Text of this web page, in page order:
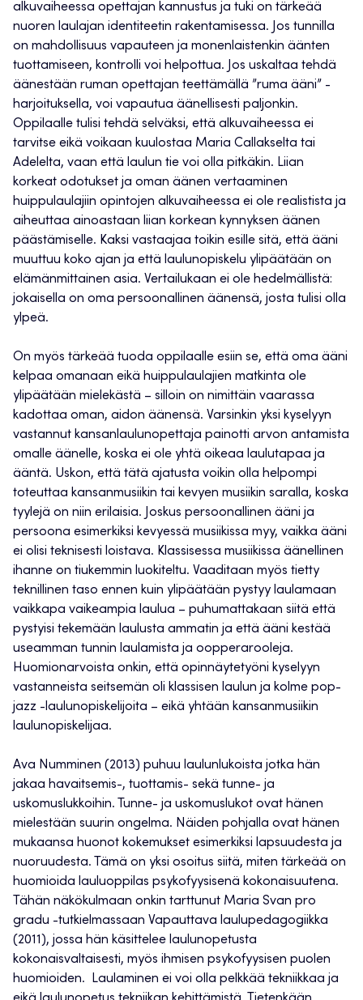
alkuvaiheessa opettajan kannustus ja tuki on tärkeää
nuoren laulajan identiteetin rakentamisessa. Jos tunnilla
on mahdollisuus vapauteen ja monenlaistenkin äänten
tuottamiseen, kontrolli voi helpottua. Jos uskaltaa tehdä
äänestään ruman opettajan teettämällä ”ruma ääni” -
harjoituksella, voi vapautua äänellisesti paljonkin.
Oppilaalle tulisi tehdä selväksi, että alkuvaiheessa ei
tarvitse eikä voikaan kuulostaa Maria Callakselta tai
Adelelta, vaan että laulun tie voi olla pitkäkin. Liian
korkeat odotukset ja oman äänen vertaaminen
huippulaulajiin opintojen alkuvaiheessa ei ole realistista ja
aiheuttaa ainoastaan liian korkean kynnyksen äänen
päästämiselle. Kaksi vastaajaa toikin esille sitä, että ääni
muuttuu koko ajan ja että laulunopiskelu ylipäätään on
elämänmittainen asia. Vertailukaan ei ole hedelmällistä:
jokaisella on oma persoonallinen äänensä, josta tulisi olla
ylpeä.
On myös tärkeää tuoda oppilaalle esiin se, että oma ääni
kelpaa omanaan eikä huippulaulajien matkinta ole
ylipäätään mielekästä – silloin on nimittäin vaarassa
kadottaa oman, aidon äänensä. Varsinkin yksi kyselyyn
vastannut kansanlaulunopettaja painotti arvon antamista
omalle äänelle, koska ei ole yhtä oikeaa laulutapaa ja
ääntä. Uskon, että tätä ajatusta voikin olla helpompi
toteuttaa kansanmusiikin tai kevyen musiikin saralla, koska
tyylejä on niin erilaisia. Joskus persoonallinen ääni ja
persoona esimerkiksi kevyessä musiikissa myy, vaikka ääni
ei olisi teknisesti loistava. Klassisessa musiikissa äänellinen
ihanne on tiukemmin luokiteltu. Vaaditaan myös tietty
teknillinen taso ennen kuin ylipäätään pystyy laulamaan
vaikkapa vaikeampia laulua – puhumattakaan siitä että
pystyisi tekemään laulusta ammatin ja että ääni kestää
useamman tunnin laulamista ja oopperarooleja.
Huomionarvoista onkin, että opinnäytetyöni kyselyyn
vastanneista seitsemän oli klassisen laulun ja kolme pop-
jazz -laulunopiskelijoita – eikä yhtään kansanmusiikin
laulunopiskelijaa.
Ava Numminen (2013) puhuu laulunlukoista jotka hän
jakaa havaitsemis-, tuottamis- sekä tunne- ja
uskomuslukkoihin. Tunne- ja uskomuslukot ovat hänen
mielestään suurin ongelma. Näiden pohjalla ovat hänen
mukaansa huonot kokemukset esimerkiksi lapsuudesta ja
nuoruudesta. Tämä on yksi osoitus siitä, miten tärkeää on
huomioida lauluoppilas psykofyysisenä kokonaisuutena.
Tähän näkökulmaan onkin tarttunut Maria Svan pro
gradu -tutkielmassaan Vapauttava laulupedagogiikka
(2011), jossa hän käsittelee laulunopetusta
kokonaisvaltaisesti, myös ihmisen psykofyysisen puolen
huomioiden. Laulaminen ei voi olla pelkkää tekniikkaa ja